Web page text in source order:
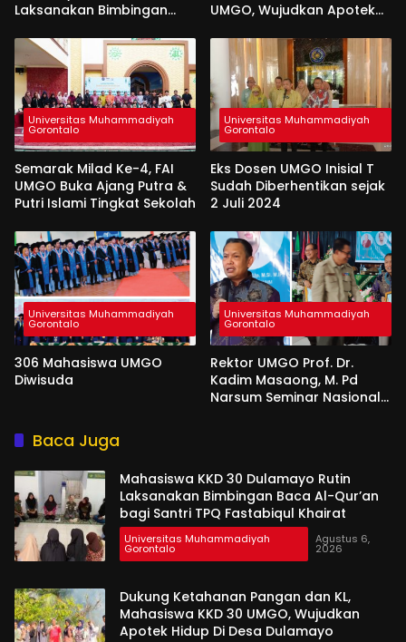
Laksanakan Bimbingan
TPQ Fastabiqul Khairat
UMGO, Wujudkan Apotek
Universitas Muhammadiyah
Gorontalo
Semarak Milad Ke-4, FAI
UMGO Buka Ajang Putra &
Putri Islami Tingkat Sekolah
Universitas Muhammadiyah
Gorontalo
Eks Dosen UMGO Inisial T
Sudah Diberhentikan sejak
2 Juli 2024
Universitas Muhammadiyah
Gorontalo
306 Mahasiswa UMGO
Diwisuda
Universitas Muhammadiyah
Gorontalo
Rektor UMGO Prof. Dr.
Kadim Masaong, M. Pd
Narsum Seminar Nasional
Baca Juga
Mahasiswa KKD 30 Dulamayo Rutin
Laksanakan Bimbingan Baca Al-Qur’an
bagi Santri TPQ Fastabiqul Khairat
Universitas Muhammadiyah
Gorontalo
Agustus 6,
2026
Dukung Ketahanan Pangan dan KL,
Mahasiswa KKD 30 UMGO, Wujudkan
Apotek Hidup Di Desa Dulamayo